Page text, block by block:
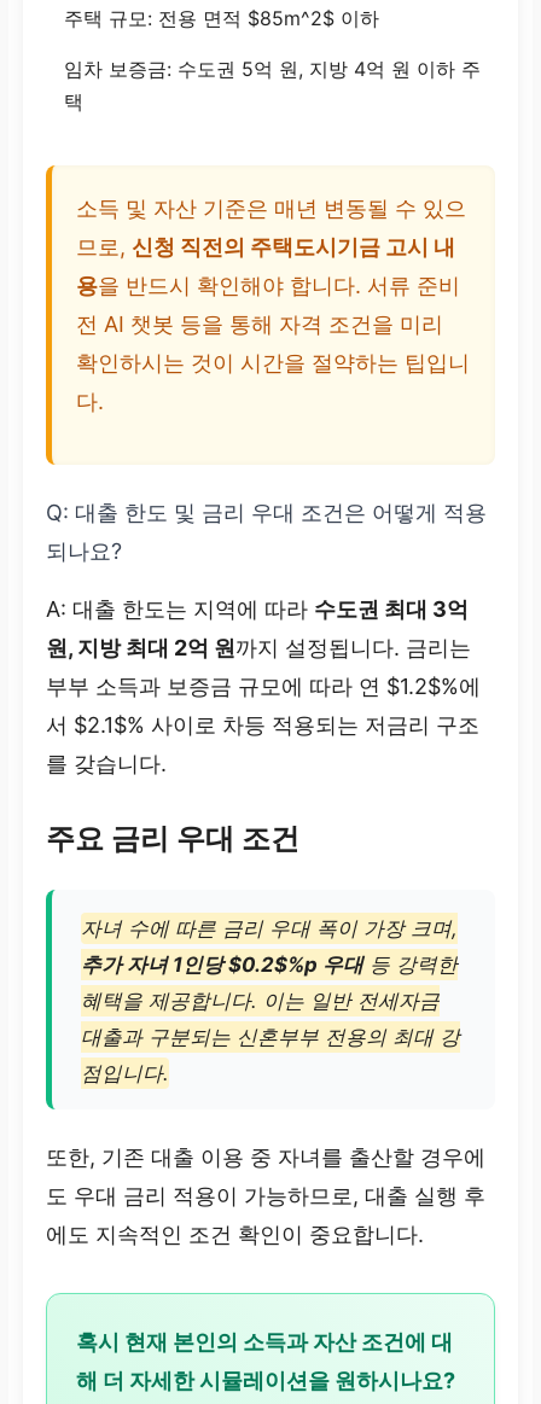
주택 규모: 전용 면적 $85m^2$ 이하
임차 보증금: 수도권 5억 원, 지방 4억 원 이하 주
택
소득 및 자산 기준은 매년 변동될 수 있으
므로, 신청 직전의 주택도시기금 고시 내
용을 반드시 확인해야 합니다. 서류 준비
전 AI 챗봇 등을 통해 자격 조건을 미리
확인하시는 것이 시간을 절약하는 팁입니
다.
Q: 대출 한도 및 금리 우대 조건은 어떻게 적용
되나요?
A: 대출 한도는 지역에 따라 수도권 최대 3억
원, 지방 최대 2억 원까지 설정됩니다. 금리는
부부 소득과 보증금 규모에 따라 연 $1.2$%에
서 $2.1$% 사이로 차등 적용되는 저금리 구조
를 갖습니다.
주요 금리 우대 조건
자녀 수에 따른 금리 우대 폭이 가장 크며,
추가 자녀 1인당 $0.2$%p 우대등 강력한
혜택을 제공합니다. 이는 일반 전세자금
대출과 구분되는 신혼부부 전용의 최대 강
점입니다.
또한, 기존 대출 이용 중 자녀를 출산할 경우에
도 우대 금리 적용이 가능하므로, 대출 실행 후
에도 지속적인 조건 확인이 중요합니다.
혹시 현재 본인의 소득과 자산 조건에 대
해 더 자세한 시뮬레이션을 원하시나요?